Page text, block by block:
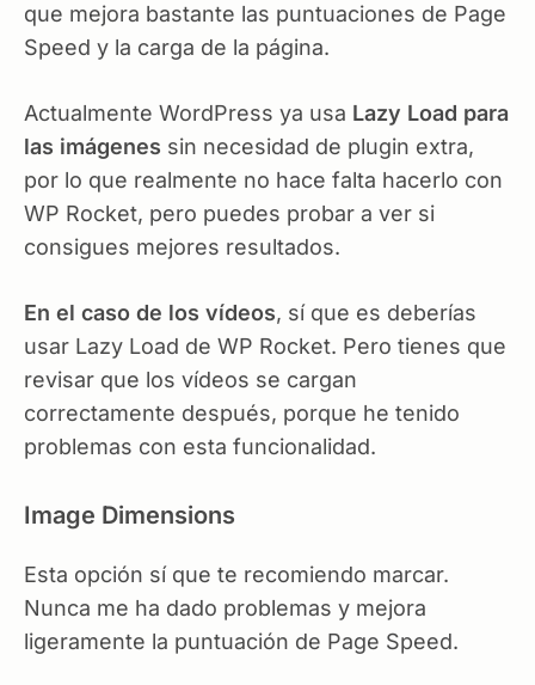
que mejora bastante las puntuaciones de Page
Speed y la carga de la página.
Actualmente WordPress ya usa Lazy Load para
las imágenes sin necesidad de plugin extra,
por lo que realmente no hace falta hacerlo con
WP Rocket, pero puedes probar a ver si
consigues mejores resultados.
En el caso de los vídeos, sí que es deberías
usar Lazy Load de WP Rocket. Pero tienes que
revisar que los vídeos se cargan
correctamente después, porque he tenido
problemas con esta funcionalidad.
Image Dimensions
Esta opción sí que te recomiendo marcar.
Nunca me ha dado problemas y mejora
ligeramente la puntuación de Page Speed.